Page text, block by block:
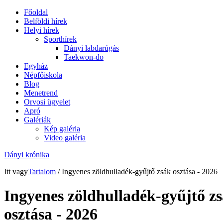
Főoldal
Belföldi hírek
Helyi hírek
Sporthírek
Dányi labdarúgás
Taekwon-do
Egyház
Népfőiskola
Blog
Menetrend
Orvosi ügyelet
Apró
Galériák
Kép galéria
Video galéria
Dányi krónika
Itt vagyTartalom / Ingyenes zöldhulladék-gyűjtő zsák osztása - 2026
Ingyenes zöldhulladék-gyűjtő
osztása - 2026